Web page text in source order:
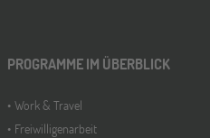
PROGRAMME IM ÜBERBLICK
Work & Travel
Freiwilligenarbeit